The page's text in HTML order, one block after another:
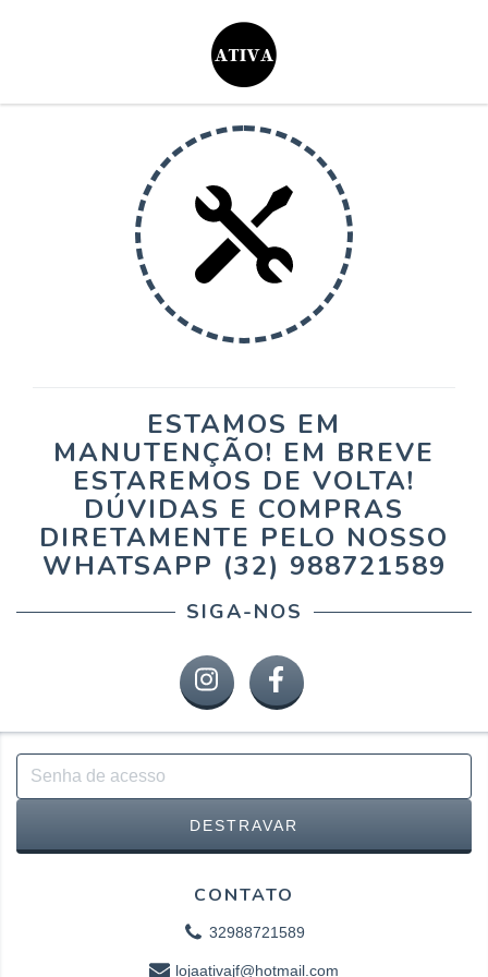
ESTAMOS EM
MANUTENÇÃO! EM BREVE
ESTAREMOS DE VOLTA!
DÚVIDAS E COMPRAS
DIRETAMENTE PELO NOSSO
WHATSAPP (32) 988721589
SIGA-NOS
CONTATO
32988721589
lojaativajf@hotmail.com